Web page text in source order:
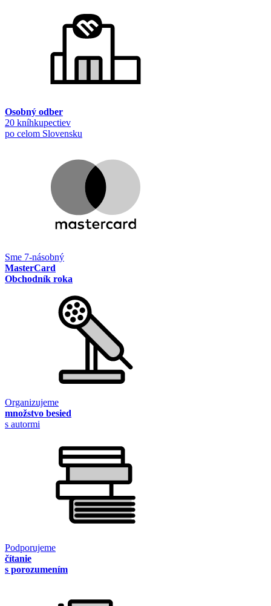
Osobný odber
20 kníhkupectiev
po celom Slovensku
Sme 7-násobný
MasterCard
Obchodník roka
Organizujeme
množstvo besied
s autormi
Podporujeme
čítanie
s porozumením